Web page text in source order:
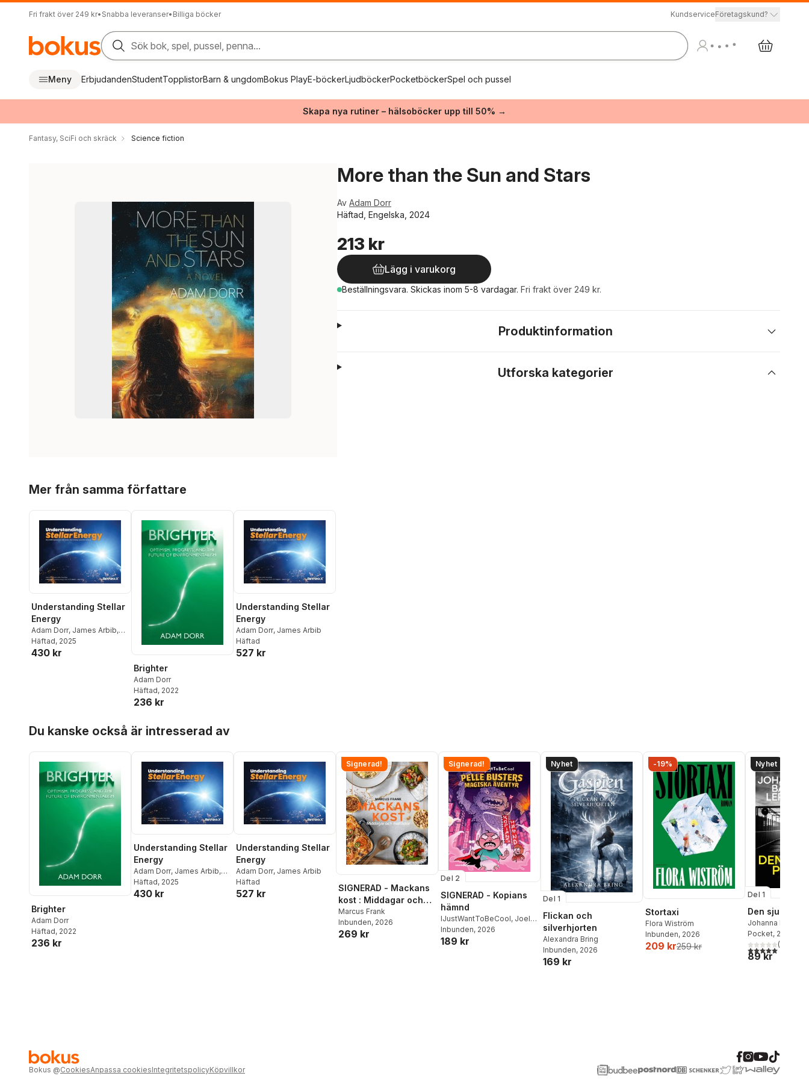
Fri frakt över 249 kr• Snabba leveranser• Billiga böcker KundserviceFöretagskund?
Sök bok, spel, pussel, penna...
Meny ErbjudandenStudentTopplistorBarn & ungdomBokus PlayE-böckerLjudböckerPocketböckerSpel och pussel
Skapa nya rutiner – hälsoböcker upp till 50% →
Fantasy, SciFi och skräck Science fiction
More than the Sun and Stars
Av Adam Dorr
Häftad, Engelska, 2024
213 kr
Lägg i varukorg
Beställningsvara. Skickas inom 5-8 vardagar. Fri frakt över 249 kr.
Produktinformation
Utforska kategorier
Mer från samma författare
Understanding Stellar
Energy
Adam Dorr, James Arbib,
Tony Seba
Häftad, 2025
430 kr
Brighter
Adam Dorr
Häftad, 2022
236 kr
Understanding Stellar
Energy
Adam Dorr, James Arbib
Häftad
527 kr
Du kanske också är intresserad av
Brighter
Adam Dorr
Häftad, 2022
236 kr
Understanding Stellar
Energy
Adam Dorr, James Arbib,
Tony Seba
Häftad, 2025
430 kr
Understanding Stellar
Energy
Adam Dorr, James Arbib
Häftad
527 kr
Signerad!
SIGNERAD - Mackans
kost : Middagar och
matlådor
Marcus Frank
Inbunden, 2026
269 kr
Signerad!
Del 2
SIGNERAD - Kopians
hämnd
IJustWantToBeCool, Joel
Adolphson,Emil Ejdemo
Beer ,Victor Beer
Inbunden, 2026
189 kr
Nyhet
Del 1
Flickan och
silverhjorten
Alexandra Bring
Inbunden, 2026
169 kr
-19%
Stortaxi
Flora Wiström
Inbunden, 2026
209 kr259 kr
Nyhet
Del 1
Den sjunde
Johanna
Lerneby
Pocket, 2026
5,0utav 5(
89 kr
Bokus @CookiesAnpassa cookiesIntegritetspolicyKöpvillkor